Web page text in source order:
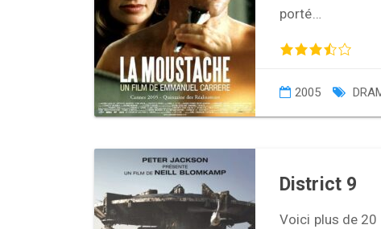
porté…
2005
District 9
Voici plus de 20